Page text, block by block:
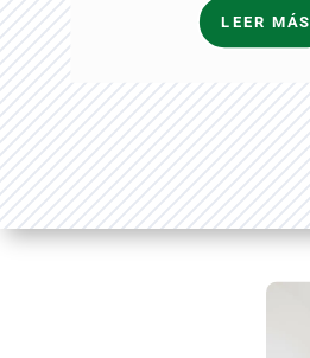
LEER MÁS